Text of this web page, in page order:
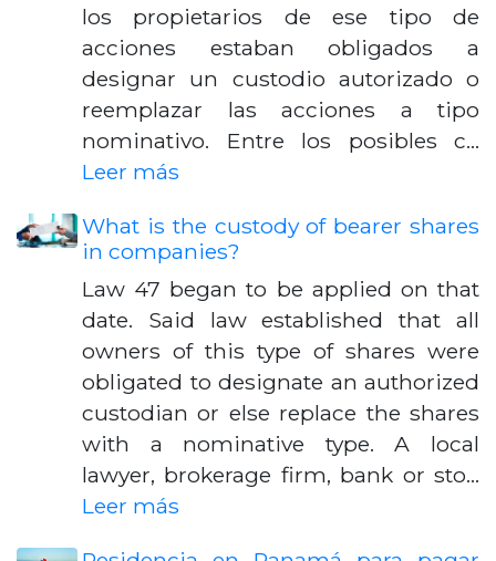
los propietarios de ese tipo de
acciones estaban obligados a
designar un custodio autorizado o
reemplazar las acciones a tipo
nominativo. Entre los posibles c…
Leer más
What is the custody of bearer shares
in companies?
Law 47 began to be applied on that
date. Said law established that all
owners of this type of shares were
obligated to designate an authorized
custodian or else replace the shares
with a nominative type. A local
lawyer, brokerage firm, bank or sto…
Leer más